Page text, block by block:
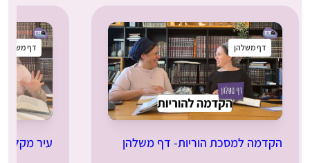
דף משלהן
הקדמה למסכת הוריות- דף משלהן
דף משלהן
עיר מקלט